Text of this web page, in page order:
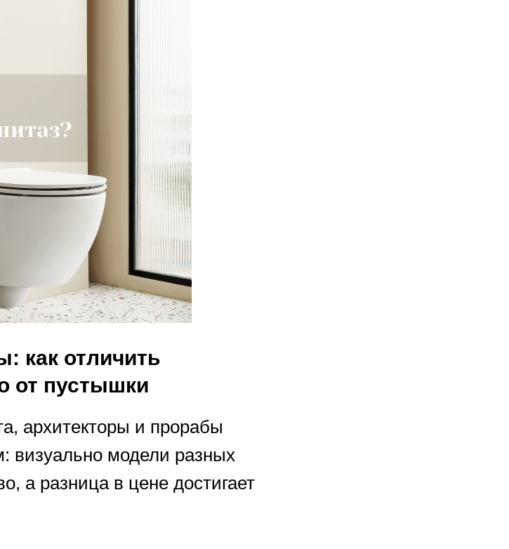
как отличить
от пустышки
архитекторы и прорабы
визуально модели разных
а разница в цене достигает